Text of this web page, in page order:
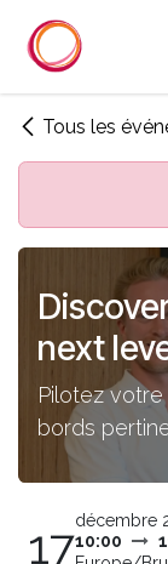
Tous les
next
Pilotez
bords
17décembre
10:00